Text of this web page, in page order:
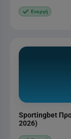
Ενεργή
Sportingbet
2026)